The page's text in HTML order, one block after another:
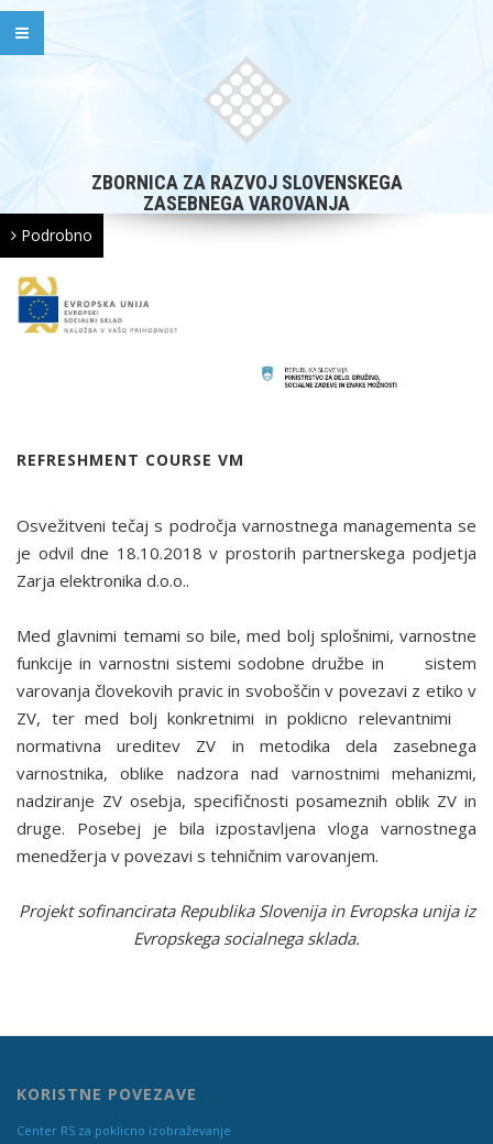
ZBORNICA ZA RAZVOJ SLOVENSKEGA
ZASEBNEGA VAROVANJA
Podrobno
REFRESHMENT COURSE VM
Osvežitveni tečaj s področja varnostnega managementa se
je odvil dne 18.10.2018 v prostorih partnerskega podjetja
Zarja elektronika d.o.o..
Med glavnimi temami so bile, med bolj splošnimi, varnostne
funkcije in varnostni sistemi sodobne družbe in sistem
varovanja človekovih pravic in svoboščin v povezavi z etiko v
ZV, ter med bolj konkretnimi in poklicno relevantnimi
normativna ureditev ZV in metodika dela zasebnega
varnostnika, oblike nadzora nad varnostnimi mehanizmi,
nadziranje ZV osebja, specifičnosti posameznih oblik ZV in
druge. Posebej je bila izpostavljena vloga varnostnega
menedžerja v povezavi s tehničnim varovanjem.
Projekt sofinancirata Republika Slovenija in Evropska unija iz
Evropskega socialnega sklada.
KORISTNE POVEZAVE
Center RS za poklicno izobraževanje